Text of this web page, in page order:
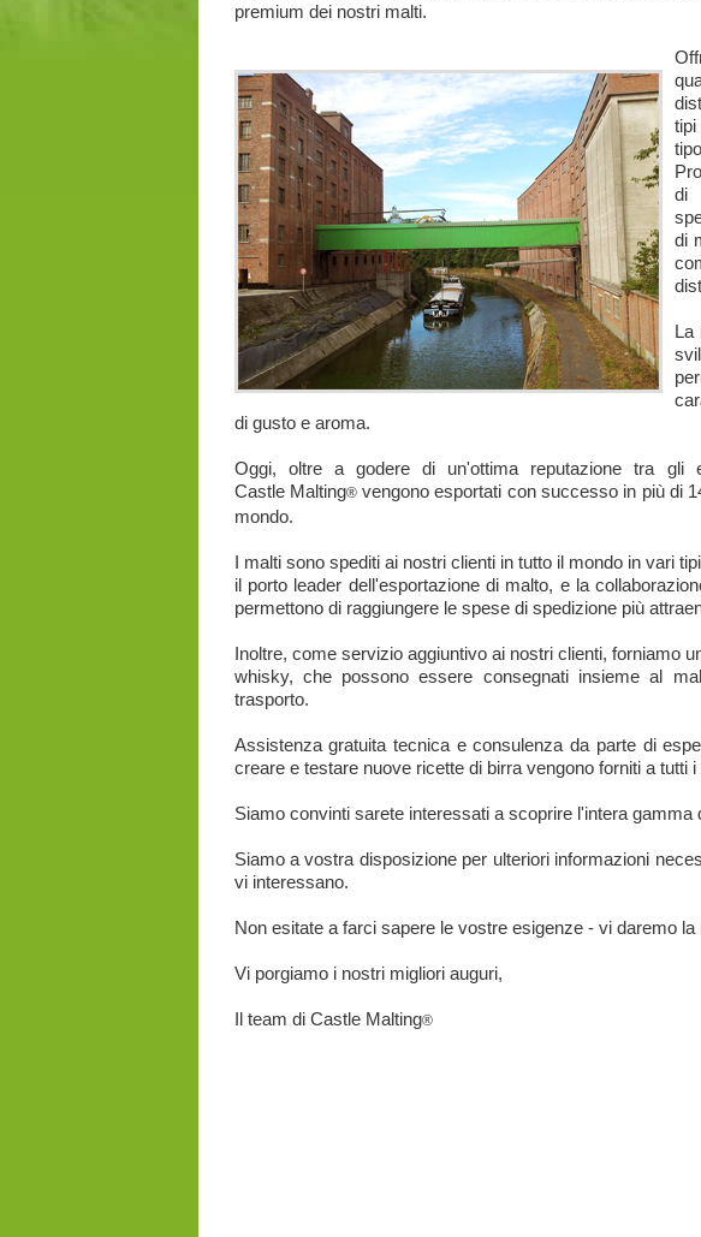
premium dei nostri malti.
tipi
di
di
La
di gusto e aroma.
Oggi, oltre a godere di un'ottima reputazione tra
Castle Malting®vengono esportati con successo in più di
mondo.
I malti sono spediti ai nostri clienti in tutto il mondo in vari
il porto leader dell'esportazione di malto, e la
permettono di raggiungere le spese di spedizione più
Inoltre, come servizio aggiuntivo ai nostri clienti, forniamo
whisky, che possono essere consegnati insieme al
trasporto.
Assistenza gratuita tecnica e consulenza da parte di
creare e testare nuove ricette di birra vengono forniti a tutti i
Siamo convinti sarete interessati a scoprire l'intera
Siamo a vostra disposizione per ulteriori informazioni
vi interessano.
Non esitate a farci sapere le vostre esigenze - vi daremo la
Vi porgiamo i nostri migliori auguri,
Il team di Castle Malting®